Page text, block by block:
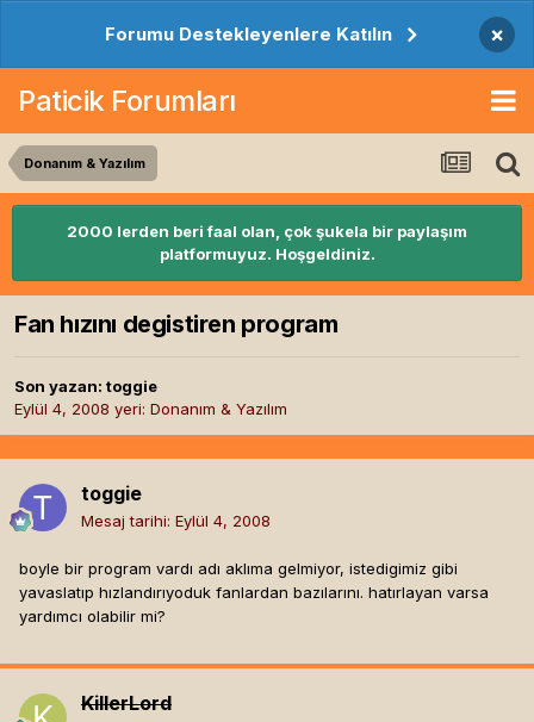
Forumu Destekleyenlere Katılın ×
Paticik Forumları
Donanım & Yazılım
2000 lerden beri faal olan, çok şukela bir paylaşım
platformuyuz. Hoşgeldiniz.
Fan hızını degistiren program
Son yazan: toggie
Eylül 4, 2008 yeri: Donanım & Yazılım
toggie
Mesaj tarihi: Eylül 4, 2008
boyle bir program vardı adı aklıma gelmiyor, istedigimiz gibi
yavaslatıp hızlandırıyoduk fanlardan bazılarını. hatırlayan varsa
yardımcı olabilir mi?
KillerLord